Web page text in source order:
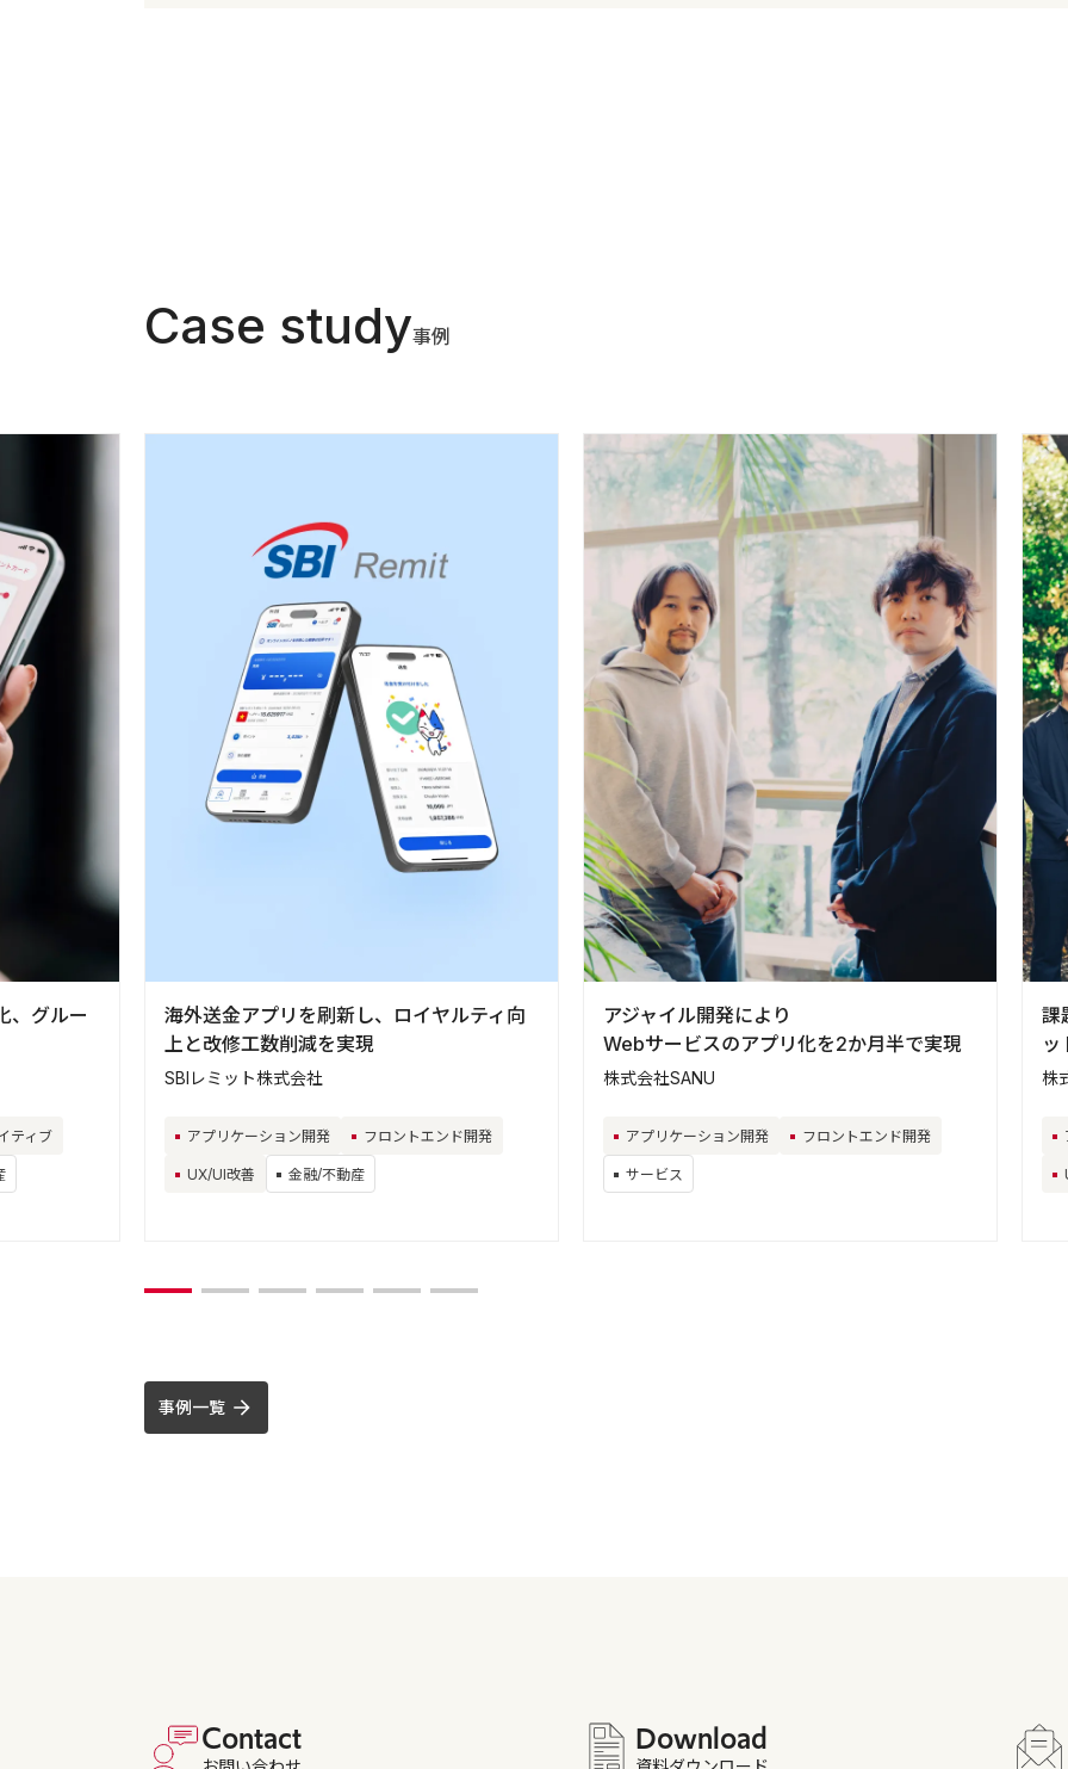
Case study事例
、グルー
ティブ
海外送金アプリを刷新し、ロイヤルティ向
上と改修工数削減を実現
SBIレミット株式会社
アプリケーション開発 フロントエンド開発
UX/UI改善 金融/不動産
アジャイル開発により
Webサービスのアプリ化を2か月半で実現
株式会社SANU
アプリケーション開発 フロントエンド開発
サービス
課
ッ
株
事例一覧
Contact Download